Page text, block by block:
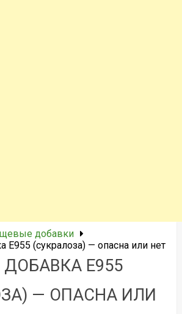
добавки
Е955 (сукралоза) — опасна или нет
Е955
— ОПАСНА ИЛИ